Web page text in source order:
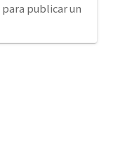
para publicar un